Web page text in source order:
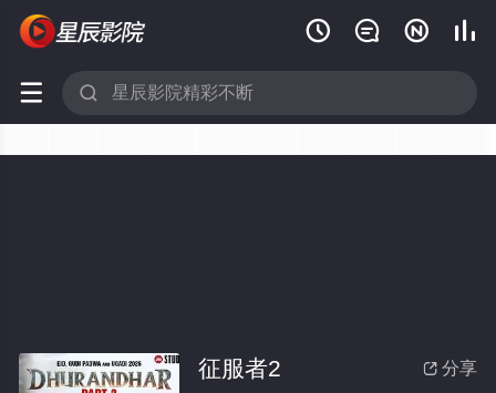
   
 
 分享
征服者2